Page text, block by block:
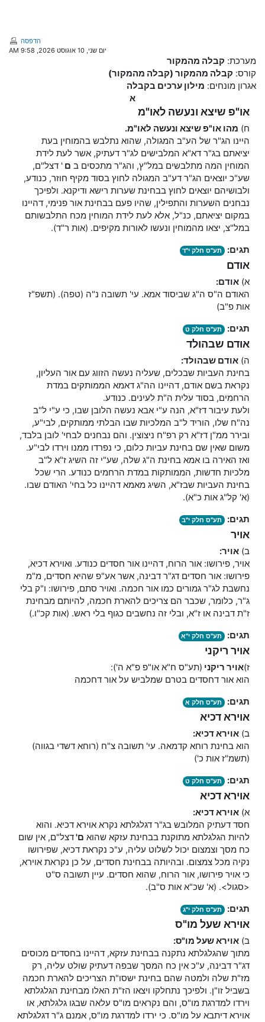
הדפסה
יום שני, 10 אוגוסט 2026, 9:58 AM
מערכת: קבלה מהמקור
קורס: קבלה מהמקור (קבלה מהמקור)
אגרון מונחים: מילון ערכים בקבלה
א
או"פ שיצא ונעשה לאו"מ
ח) מהו או"פ שיצא ונעשה לאו"מ.
היינו הג"ר של הע"ב המגולה, שהוא נתלבש בהמוחין בעת
יציאתם בג"ר דא"א המלבישים לג"ר דעתיק, אשר לעת לידת
המוחין המה מתלבשים במל"ץ, והג"ר מתכסים ב ם' דצל"ם,
שע"כ יוצאים הג"ר דע"ב המגולה לחוץ בסוד מקיף חוזר, כנודע,
ולבושיהם יוצאים לחוץ בבחינת שערות רישא ודיקנא. ולפיכך
נבחנים השערות והתפילין, שהיו פעם בבחינת אור פנימי, דהיינו
במקום יציאתם, כנ"ל, אלא לעת לידת המוחין מכח התלבשותם
במל"צ, יצאו מהמוחין ונעשו לאורות מקיפים. (אות ר"ד).
תגים: תע"ס חלק י"ד
אודם
א)אודם:
האודם ה"ס ה"ג שביסוד אמא. עי' תשובה נ"ה (טפה). (תשפ"ז
אות פ"ב)
תגים: תע"ס חלק ט
אודם שבהולד
ה)אודם שבהולד:
בחינת העביות שבכלים, שעליה נעשה הזווג עם אור העליון,
נקראת בשם אודם, דהיינו הה"ג דאמא הממותקים במדת
הרחמים, בסוד עלית ה"ת לעינים. כנודע.
ולעת עיבור דז"א, הנה ע"י אבא נעשה הלובן שבו, כי ע"י ל"ב
נה"ח שלו, הוריד ל"ב המלכיות שבו הבלתי ממותקים, לבי"ע,
ובירר ממ"ן דז"א רק רפ"ח ניצוצין. והם נבחנים לבחי' לובן בלבד,
משום שאין שם בחינת עביות כלום, כי נפרדו ממנו וירדו לבי"ע.
ואז האירה בו אמא בחינת ה"ג שלה, שע"י זה השיג ז"א ל"ב
מלכיות חדשות, הממותקות במדת הרחמים כנודע. הרי שכל
בחינת העביות שבז"א, השיג מאמא דהיינו כל בחי' האודם שבו.
(א' קל"ג אות כ"א).
תגים: תע"ס חלק י"ב
אויר
ב)אויר:
אויר, פירושו: אור הרוח, דהיינו אור חסדים כנודע. ואוירא דכיא,
פירושו: אור חסדים דג"ר דבינה, אשר אע"פ שהיא חסדים, מ"מ
נחשבת לג"ר גמורים כמו אור חכמה. ואויר סתם, פירושו: ו"ק בלי
ג"ר, כלומר, שכבר הם צריכים להארת חכמה, להיותם מבחינת
ז"ת דבינה או ז"א, ובלי זה נחשבים כגוף בלי ראש. (אות קכ"ו.)
תגים: תע"ס חלק י"א
אויר ריקני
ז)אויר ריקני (תע"ס ח"א או"פ פ"א ה'):
הוא אור דחסדים בטרם שמלביש על אור דחכמה
תגים: תע"ס חלק א
אוירא דכיא
ב)אוירא דכיא:
הוא בחינת רוחא קדמאה. עי' תשובה צ"ח (רוחא דשדי בגווה)
(תשמ"ז אות כ')
תגים: תע"ס חלק ט
אוירא דכיא
א)אוירא דכיא:
חסד דעתיק המלובש בג"ר דגלגלתא נקרא אוירא דכיא. והוא
להיות הגלגלתא מתוקנת בבחינת עזקא שהוא ם'דצל"ם, אין שום
כח מסך וצמצום יכול לשלוט עליה, ע"כ נקראת דכיא, שפירושו
נקיה מכל צמצום. ובהיותה בבחינת חסדים, על כן נקראת אוירא,
כי אויר פירושו, אור הרוח, שהוא חסדים. עיין תשובה ס"ט
<סגול>. (א' שכ"א אות ס"ב).
תגים: תע"ס חלק י"ג
אוירא שעל מו"ס
ב)אוירא שעל מו"ס:
מתוך שהגלגלתא נתקנה בבחינת עזקא, דהיינו בחסדים מכוסים
דג"ר דבינה, ע"כ אין כח המסך שבפה דעתיק שולט עליה, רק
מז"ת שלה ולמטה שהם בחינת ישסו"ת הצריכים להארת חכמה
בשביל זו"ן. ולפיכך נתחלקו ויצאו הז"ת האלו מבחינת הגלגלתא
וירדו למדרגת מו"ס, והם נקראים מו"ס עלאה שבגו גלגלתא, או
אוירא דיתבא על מו"ס. כי ירדו למדרגת מו"ס, אמנם ג"ר דגלגלתא